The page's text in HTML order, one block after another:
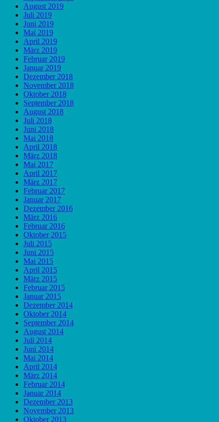
August 2019
Juli 2019
Juni 2019
Mai 2019
April 2019
März 2019
Februar 2019
Januar 2019
Dezember 2018
November 2018
Oktober 2018
September 2018
August 2018
Juli 2018
Juni 2018
Mai 2018
April 2018
März 2018
Mai 2017
April 2017
März 2017
Februar 2017
Januar 2017
Dezember 2016
März 2016
Februar 2016
Oktober 2015
Juli 2015
Juni 2015
Mai 2015
April 2015
März 2015
Februar 2015
Januar 2015
Dezember 2014
Oktober 2014
September 2014
August 2014
Juli 2014
Juni 2014
Mai 2014
April 2014
März 2014
Februar 2014
Januar 2014
Dezember 2013
November 2013
Oktober 2013